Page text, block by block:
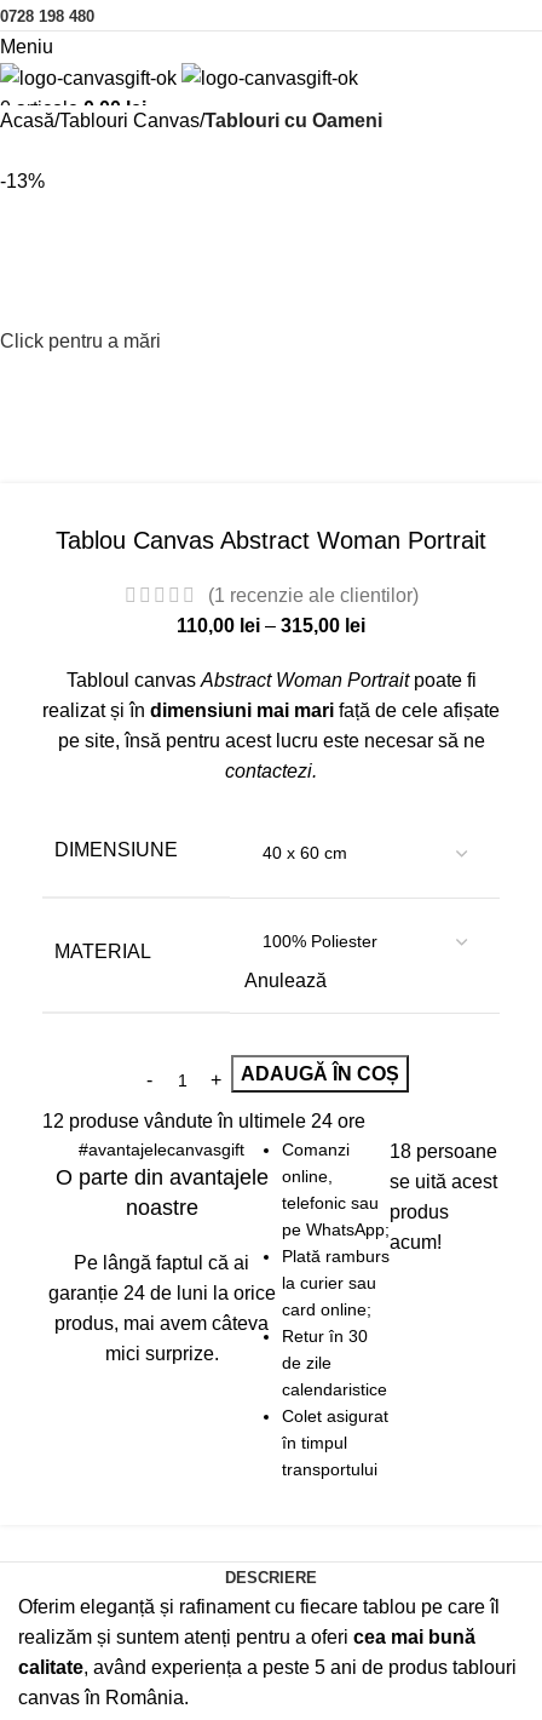
0728 198 480
Meniu
0 articole 0,00lei
Acasă Tablouri Canvas Tablouri cu Oameni
-13%
Click pentru a mări
Tablou Canvas Abstract Woman Portrait
(1 recenzie ale clientilor)
110,00 lei – 315,00 lei
Tabloul canvas Abstract Woman Portraitpoate fi
realizat și în dimensiuni mai mari față de cele afișate
pe site, însă pentru acest lucru este necesar să ne
contactezi.
DIMENSIUNE
MATERIAL
Anulează
ADAUGĂ ÎN COȘ
12 produse vândute în ultimele 24 ore
#avantajelecanvasgift
O parte din avantajele
noastre
Pe lângă faptul că ai
garanție 24 de luni la orice
produs, mai avem câteva
mici surprize.
Comanzi
online,
telefonic sau
pe WhatsApp;
Plată ramburs
la curier sau
card online;
Retur în 30
de zile
calendaristice
Colet asigurat
în timpul
transportului
18 persoane
se uită acest
produs
acum!
DESCRIERE
Oferim eleganță și rafinament cu fiecare tablou pe care îl
realizăm și suntem atenți pentru a oferi cea mai bună
calitate, având experiența a peste 5 ani de produs tablouri
canvas în România.